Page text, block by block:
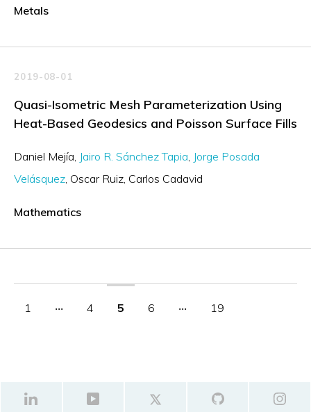
Metals
2019-08-01
Quasi-Isometric Mesh Parameterization Using
Heat-Based Geodesics and Poisson Surface Fills
Daniel Mejía Jairo R. Sánchez Tapia Jorge Posada
Velásquez Oscar Ruiz Carlos Cadavid
Mathematics
1 ‧‧‧ 4 5 6 ‧‧‧ 19